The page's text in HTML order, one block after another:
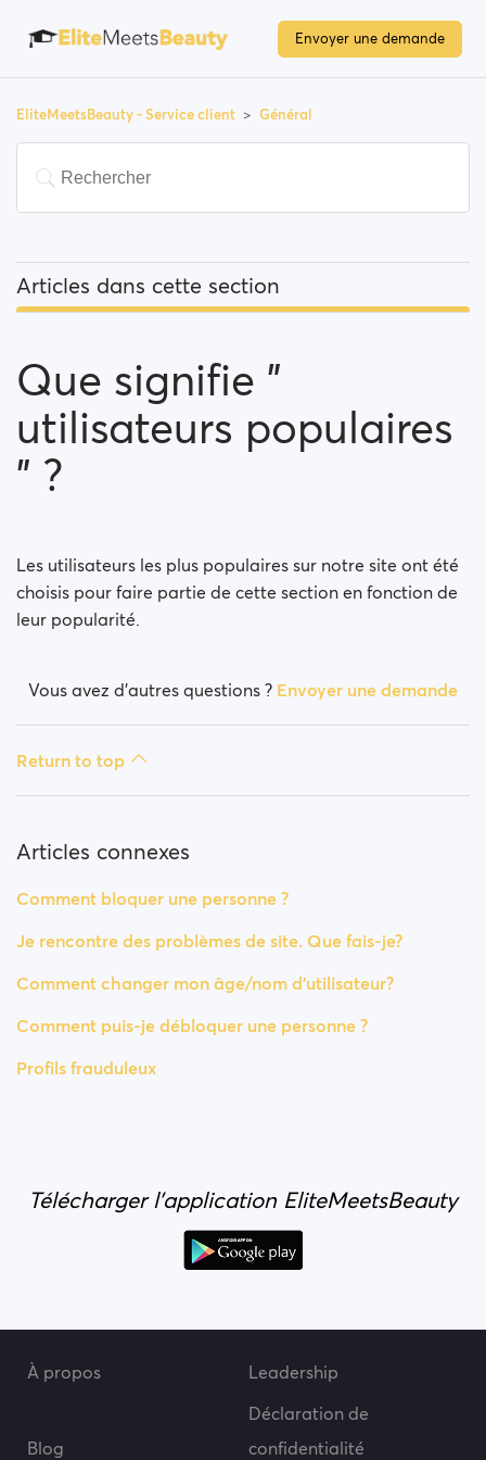
Envoyer une demande
EliteMeetsBeauty - Service client Général
Articles dans cette section
Comment puis-je modifier mon emplacement, et
comment fonctionne cette option ?
Qu'est-ce que "Bloquer un utilisateur" signifie?
Comment puis-je débloquer une personne ?
Je rencontre des problèmes de site. Que fais-je?
Comment changer mon âge/nom d'utilisateur?
Profils frauduleux
un abonnement d'une semaine / d'un mois?
Que signifie "
utilisateurs populaires
" ?
Les utilisateurs les plus populaires sur notre site ont été
choisis pour faire partie de cette section en fonction de
leur popularité.
Vous avez d’autres questions ? Envoyer une demande
Return to top
Articles connexes
Comment bloquer une personne ?
Je rencontre des problèmes de site. Que fais-je?
Comment changer mon âge/nom d'utilisateur?
Comment puis-je débloquer une personne ?
Profils frauduleux
Télécharger l'application EliteMeetsBeauty
À propos Leadership
Blog
Déclaration de
confidentialité